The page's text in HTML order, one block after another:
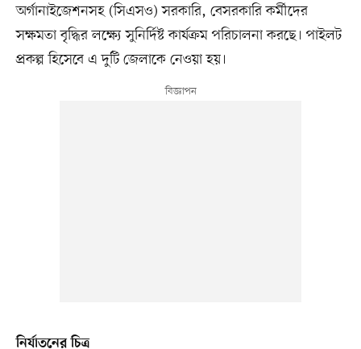
অর্গানাইজেশনসহ (সিএসও) সরকারি, বেসরকারি কর্মীদের
সক্ষমতা বৃদ্ধির লক্ষ্যে সুনির্দিষ্ট কার্যক্রম পরিচালনা করছে। পাইলট
প্রকল্প হিসেবে এ দুটি জেলাকে নেওয়া হয়।
নির্যাতনের চিত্র